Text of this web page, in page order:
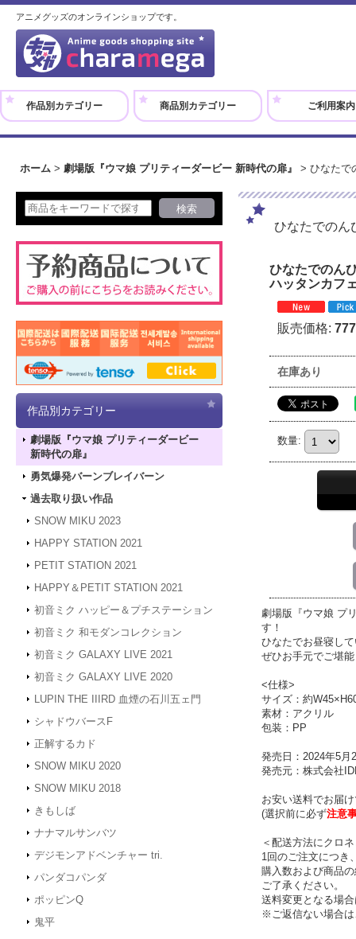
アニメグッズのオンラインショップです。
作品別カテゴリー 商品別カテゴリー ご利用案内
ホーム > 劇場版『ウマ娘 プリティーダービー 新時代の扉』 > ひなたで
作品別カテゴリー
劇場版『ウマ娘 プリティーダービー
新時代の扉』
勇気爆発バーンブレイバーン
過去取り扱い作品
SNOW MIKU 2023
HAPPY STATION 2021
PETIT STATION 2021
HAPPY＆PETIT STATION 2021
初音ミク ハッピー＆プチステーション
初音ミク 和モダンコレクション
初音ミク GALAXY LIVE 2021
初音ミク GALAXY LIVE 2020
LUPIN THE IIIRD 血煙の石川五ェ門
シャドウバースF
正解するカド
SNOW MIKU 2020
SNOW MIKU 2018
きもしば
ナナマルサンバツ
デジモンアドベンチャー tri.
パンダコパンダ
ポッピンQ
鬼平
ひなたでのん
ひなたでのん
ハッタンカフ
販売価格:
在庫あり
数量:
劇場版『ウマ娘 プ
す！
ひなたでお昼寝し
ぜひお手元でご堪
<仕様>
サイズ：約
素材：アクリル
包装：PP
発売日：2024年5月
発売元：株式会社
お安い送料でお届
(選択前に必ず注意
＜配送方法にクロ
1回のご注文につき
購入数および商品
ご了承ください。
送料変更となる場
※ご返信ない場合は